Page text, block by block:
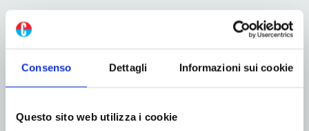
Consenso Dettagli Informazioni sui cookie
Questo sito web utilizza i cookie